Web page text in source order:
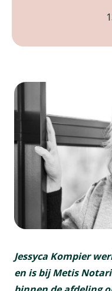
Jessyca Kompier
en is bij Metis